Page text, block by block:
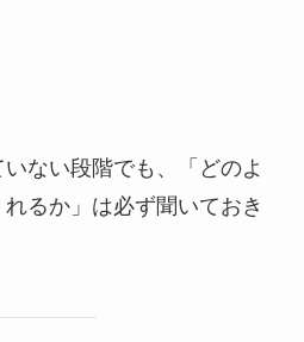
ない段階でも、「どのよ
るか」は必ず聞いておき